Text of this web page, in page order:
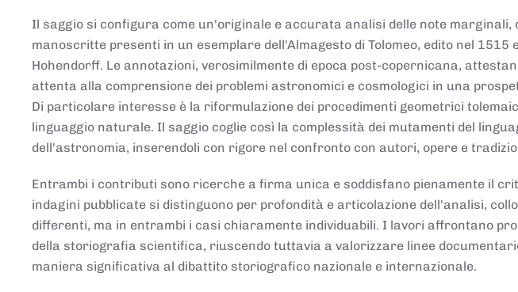
Il saggio si configura come un'originale e accurata analisi delle note marginali,
manoscritte presenti in un esemplare dell'Almagesto di Tolomeo, edito nel 1515
Hohendorff. Le annotazioni, verosimilmente di epoca post-copernicana,
attenta alla comprensione dei problemi astronomici e cosmologici in una
Di particolare interesse è la riformulazione dei procedimenti geometrici
linguaggio naturale. Il saggio coglie così la complessità dei mutamenti del
dell'astronomia, inserendoli con rigore nel confronto con autori, opere e
Entrambi i contributi sono ricerche a firma unica e soddisfano pienamente il
indagini pubblicate si distinguono per profondità e articolazione dell'analisi,
differenti, ma in entrambi i casi chiaramente individuabili. I lavori affrontano
della storiografia scientifica, riuscendo tuttavia a valorizzare linee
maniera significativa al dibattito storiografico nazionale e internazionale.